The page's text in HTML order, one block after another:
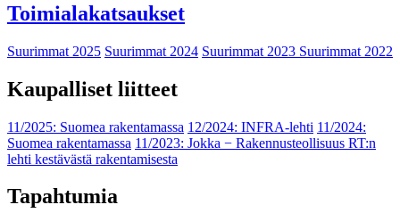
Toimialakatsaukset
Suurimmat 2025 Suurimmat 2024 Suurimmat 2023 Suurimmat 2022
Kaupalliset liitteet
11/2025: Suomea rakentamassa 12/2024: INFRA-lehti 11/2024:
Suomea rakentamassa 11/2023: Jokka − Rakennusteollisuus RT:n
lehti kestävästä rakentamisesta
Tapahtumia